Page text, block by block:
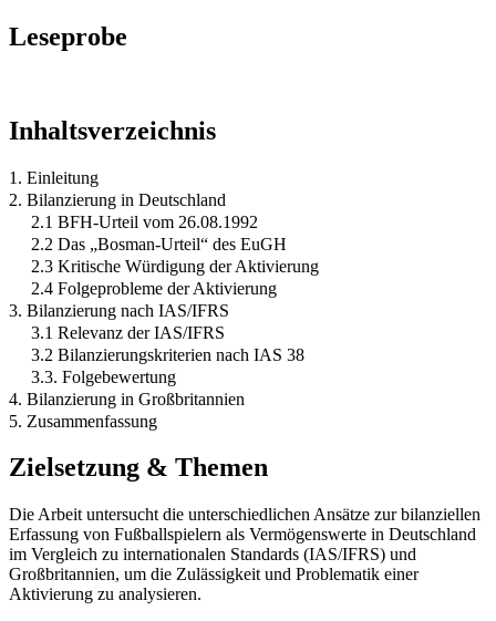
Leseprobe
Inhaltsverzeichnis
1. Einleitung
2. Bilanzierung in Deutschland
2.1 BFH-Urteil vom 26.08.1992
2.2 Das „Bosman-Urteil“ des EuGH
2.3 Kritische Würdigung der Aktivierung
2.4 Folgeprobleme der Aktivierung
3. Bilanzierung nach IAS/IFRS
3.1 Relevanz der IAS/IFRS
3.2 Bilanzierungskriterien nach IAS 38
3.3. Folgebewertung
4. Bilanzierung in Großbritannien
5. Zusammenfassung
Zielsetzung & Themen
Die Arbeit untersucht die unterschiedlichen Ansätze zur bilanziellen
Erfassung von Fußballspielern als Vermögenswerte in Deutschland
im Vergleich zu internationalen Standards (IAS/IFRS) und
Großbritannien, um die Zulässigkeit und Problematik einer
Aktivierung zu analysieren.